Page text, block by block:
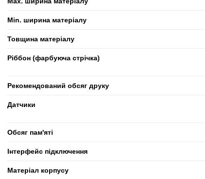
Min. ширина матеріалу
Товщина матеріалу
Ріббон (фарбуюча стрічка)
Рекомендований обсяг друку
Датчики
Обсяг пам'яті
Інтерфейс підключення
Матеріал корпусу